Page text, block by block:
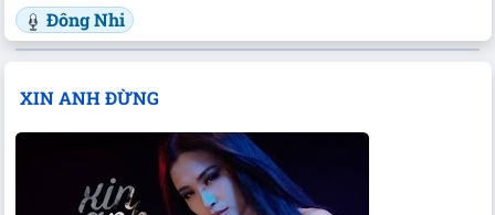
Đông Nhi
XIN ANH ĐỪNG